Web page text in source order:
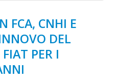
FCA, CNHI E
DEL
PER I